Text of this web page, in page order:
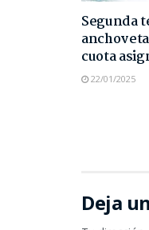
Segunda
cuota
22/01/2025
Deja